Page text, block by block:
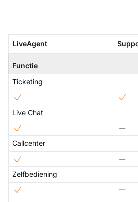
LiveAgent
Functie
Ticketing
Live Chat
Callcenter
Zelfbediening